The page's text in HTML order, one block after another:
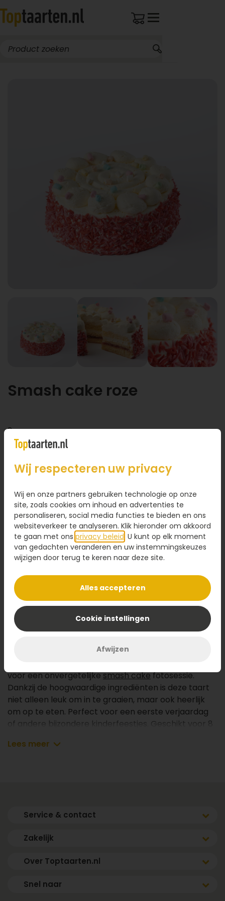
Smash cake roze
8 personen
Voeg een kaart toe met jouw persoonlijke tekst
Voeg toe aan winkelwagen
Omschrijving
Vier de eerste verjaardag van jouw kindje met deze
feestelijke
! Gemaakt van zachte cake,
taart is speels afgewerkt met roze mini
voor een onvergetelijkesmash cakefotosessie.
Dankzij de hoogwaardige ingrediënten is deze taart
niet alleen leuk om in te graaien, maar ook heerlijk
om op te eten. Perfect voor een eerste verjaardag
of andere bijzondere kinderfeestjes. Geschikt voor 8
Afmetingen & aantal personen
- 8 personen: Ø18
Lees meer
Service & contact
Zakelijk
Over Toptaarten.nl
Snel naar
Wij respecteren uw privacy
Wij en onze partners gebruiken technologie op onze
site, zoals cookies om inhoud en advertenties te
personaliseren, social media functies te bieden en ons
websiteverkeer te analyseren. Klik hieronder om akkoord
te gaan met ons privacy beleid . U kunt op elk moment
van gedachten veranderen en uw instemmingskeuzes
wijzigen door terug te keren naar deze site.
Alles accepteren
Cookie instellingen
Afwijzen